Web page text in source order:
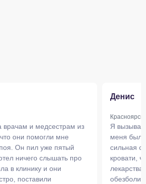
врачам и медсестрам из
они помогли мне
Он пил уже пятый
ничего слышать про
в клинику и они
поставили
Денис
Красноярск
Я вызывал
меня была
сильная
кровати,